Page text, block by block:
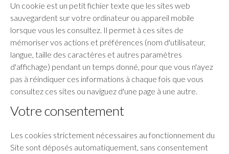
Un cookie est un petit fichier texte que les sites web
sauvegardent sur votre ordinateur ou appareil mobile
lorsque vous les consultez. Il permet à ces sites de
mémoriser vos actions et préférences (nom d'utilisateur,
langue, taille des caractères et autres paramètres
d'affichage) pendant un temps donné, pour que vous n'ayez
pas à réindiquer ces informations à chaque fois que vous
consultez ces sites ou naviguez d'une page à une autre.
Votre consentement
Les cookies strictement nécessaires au fonctionnement du
Site sont déposés automatiquement, sans consentement